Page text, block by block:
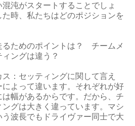
沌がスタートすることでしょ
時、私たちはどのポジションを
ためのポイントは？ チームメ
ングは違う？
：セッティングに関して言え
よって違います。それぞれが好
幅があるからです。だから、チ
グは大きく違っています。マシ
波長でもドライヴァー同士で大